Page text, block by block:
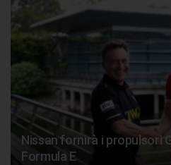
Nissan fornirà i propulsori
Formula E